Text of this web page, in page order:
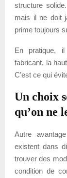
structure
mais il ne doit
prime toujours
En pratique,
fabricant, la
C’est ce qui
Un choix
qu’on ne
Autre
existent dans
trouver des
condition de